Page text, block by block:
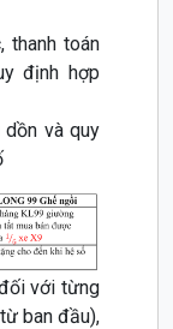
thanh toán
định hợp
và quy
với từng
ban đầu),